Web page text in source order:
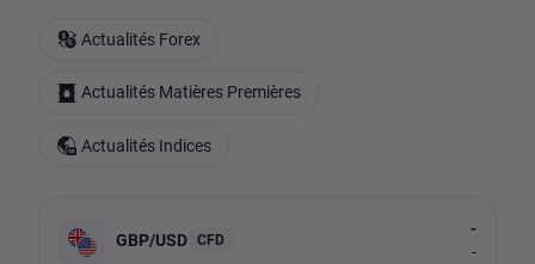
GBP/USD CFD
-
-
Actualités Forex
Actualités Matières Premières
Actualités Indices